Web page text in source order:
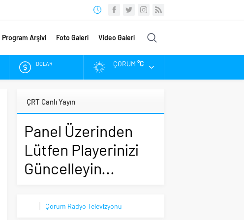
Program Arşivi Foto Galeri Video Galeri
DOLAR
ALTIN
BIST
ÇORUM °C
ÇRT Canlı Yayın
Panel Üzerinden
Lütfen Playerinizi
Güncelleyin...
Çorum Radyo Televizyonu